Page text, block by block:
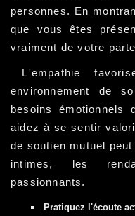
personnes. En
que vous êtes
vraiment de votre
L'empathie
environnement de
besoins émotionnels
aidez à se sentir
de soutien mutuel
intimes, les
passionnants.
Pratiquez l'écoute